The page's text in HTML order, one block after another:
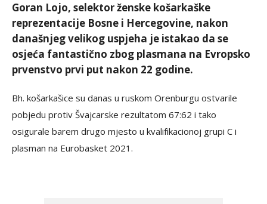
Goran Lojo, selektor ženske košarkaške
reprezentacije Bosne i Hercegovine, nakon
današnjeg velikog uspjeha je istakao da se
osjeća fantastično zbog plasmana na Evropsko
prvenstvo prvi put nakon 22 godine.
Bh. košarkašice su danas u ruskom Orenburgu ostvarile
pobjedu protiv Švajcarske rezultatom 67:62 i tako
osigurale barem drugo mjesto u kvalifikacionoj grupi C i
plasman na Eurobasket 2021.